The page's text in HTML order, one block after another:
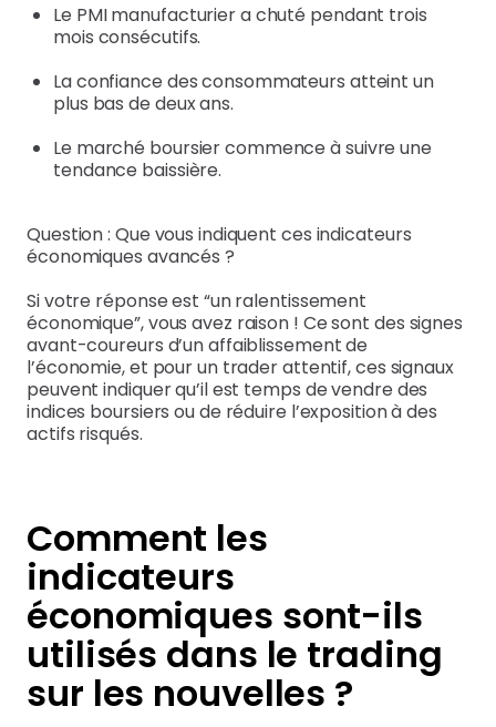
Le PMI manufacturier a chuté pendant trois
mois consécutifs.
La confiance des consommateurs atteint un
plus bas de deux ans.
Le marché boursier commence à suivre une
tendance baissière.
Question : Que vous indiquent ces indicateurs
économiques avancés ?
Si votre réponse est “un ralentissement
économique”, vous avez raison ! Ce sont des signes
avant-coureurs d’un affaiblissement de
l’économie, et pour un trader attentif, ces signaux
peuvent indiquer qu’il est temps de vendre des
indices boursiers ou de réduire l’exposition à des
actifs risqués.
Comment les
indicateurs
économiques sont-ils
utilisés dans le trading
sur les nouvelles ?